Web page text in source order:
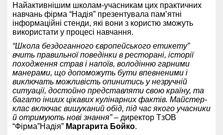
Найактивнішим школам-учасникам цих практичних
навчань фірма “Надія” презентувала пам’ятні
інформаційні стенди, які вони з користю зможуть
використати у процесі навчання.
“Школа бездоганного європейського етикету”
вчить правильної поведінки в ресторані, історії
походження страв і напоїв, володінню гарними
манерами, що допоможуть бути впевненими і
виключать можливість опинитись у незручній
ситуації, достойно представляти свою країну, та
багато інших цікавих кулінарних фактів. Майстер-
клас включає вишуканий обід, під час якого учасники
й отримують нові знання”– директор ТзОВ
“Фірма”Надія” Маргарита Бойко.